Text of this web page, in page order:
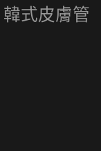
韓式皮膚管